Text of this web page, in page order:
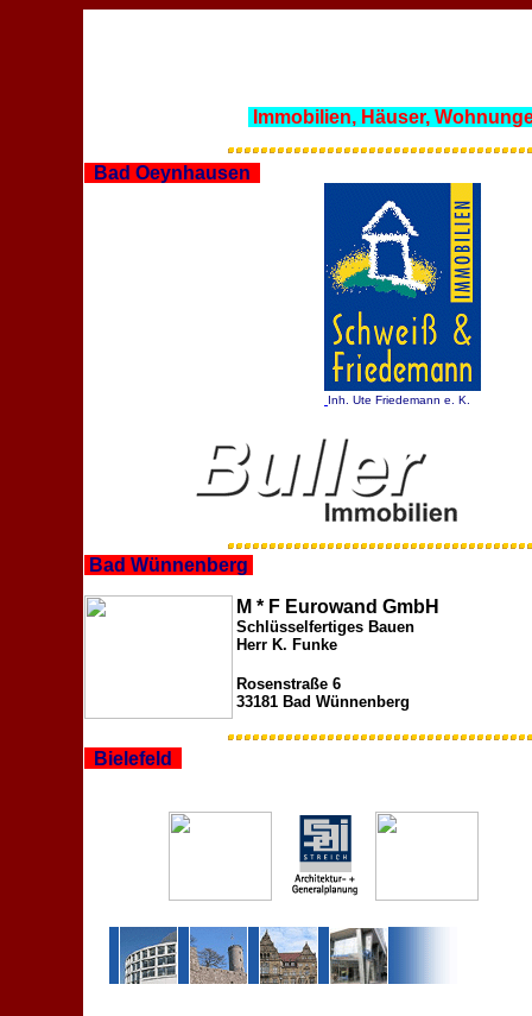
Immobilien, Häuser,
Bad Oeynhausen
Inh. Ute Friedemann e. K.
Bad Wünnenberg
M * F Eurowand GmbH
Schlüsselfertiges Bauen
Herr K. Funke
Rosenstraße 6
33181 Bad Wünnenberg
Bielefeld